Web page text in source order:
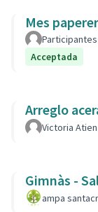
Mes
Participantes
Acceptada
Arreglo
Victoria
Gimnàs -
ampa